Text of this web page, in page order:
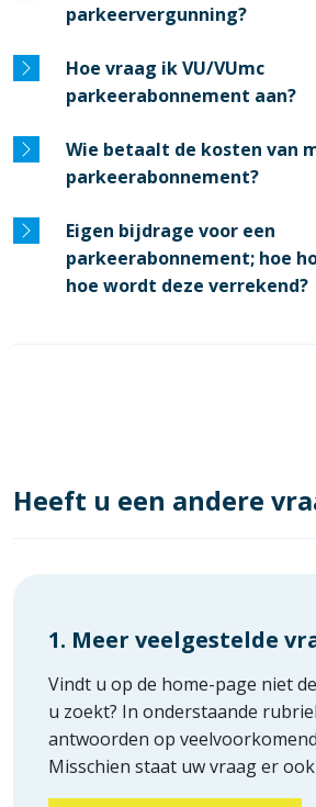
parkeervergunning?
Hoe vraag ik VU/VUmc
parkeerabonnement aan?
Wie betaalt de kosten van
parkeerabonnement?
Eigen bijdrage voor een
parkeerabonnement; hoe
hoe wordt deze verrekend?
Heeft u een andere
1. Meer veelgestelde
Vindt u op de home-page niet
u zoekt? In onderstaande
antwoorden op
Misschien staat uw vraag er